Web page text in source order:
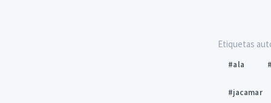
Etiquetas
#ala
#jacamar